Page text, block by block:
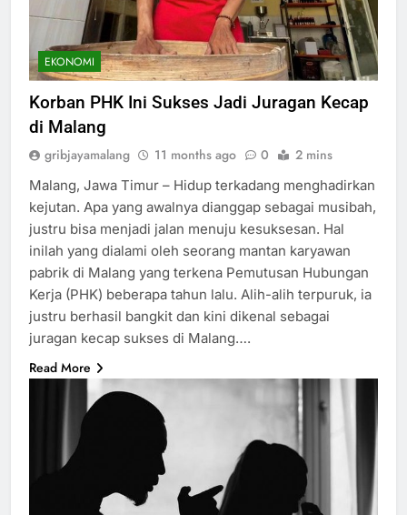
EKONOMI
Korban PHK Ini Sukses Jadi Juragan Kecap
di Malang
gribjayamalang 11 months ago 0 2 mins
Malang, Jawa Timur – Hidup terkadang menghadirkan
kejutan. Apa yang awalnya dianggap sebagai musibah,
justru bisa menjadi jalan menuju kesuksesan. Hal
inilah yang dialami oleh seorang mantan karyawan
pabrik di Malang yang terkena Pemutusan Hubungan
Kerja (PHK) beberapa tahun lalu. Alih-alih terpuruk, ia
justru berhasil bangkit dan kini dikenal sebagai
juragan kecap sukses di Malang….
Read More